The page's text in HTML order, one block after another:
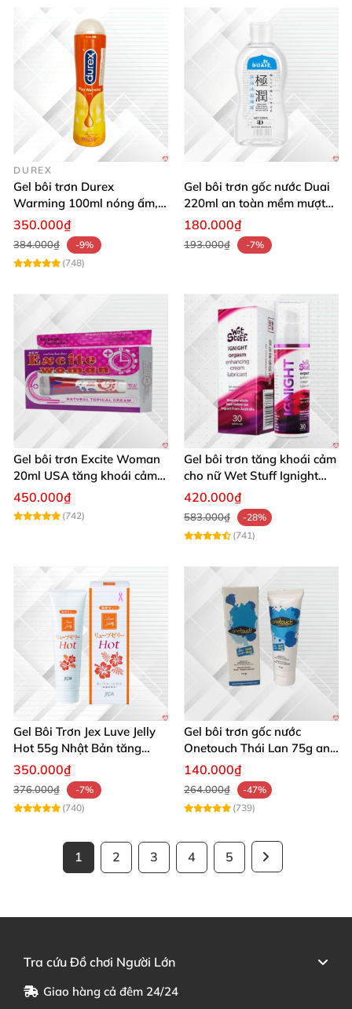
DUREX
Gel bôi trơn Durex
Warming 100ml nóng ấm,
tăng khoái cảm nhanh
350.000₫
384.000₫
-9%
(748)
Gel bôi trơn gốc nước Duai
220ml an toàn mềm mượt
kích thích
180.000₫
193.000₫ -7%
Gel bôi trơn Excite Woman
20ml USA tăng khoái cảm
kích thích nữ
450.000₫
(742)
Gel bôi trơn tăng khoái cảm
cho nữ Wet Stuff Ignight
30g se khít âm đạo
420.000₫
583.000₫
-28%
(741)
Gel Bôi Trơn Jex Luve Jelly
Hot 55g Nhật Bản tăng
khoái cảm cho nữ giới
350.000₫
376.000₫
-7%
(740)
Gel bôi trơn gốc nước
Onetouch Thái Lan 75g an
toàn dịu nhẹ tăng khoái
140.000₫
264.000₫
-47%
(739)
1 2 3 4 5
Tra cứu Đồ chơi Người Lớn
Giao hàng cả đêm 24/24